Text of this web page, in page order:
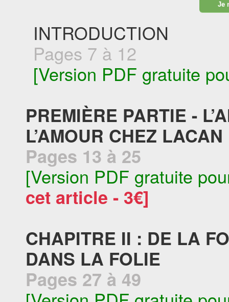
Je
INTRODUCTION
Pages 7 à 12
[Version PDF gratuite
PREMIÈRE PARTIE -
L’AMOUR CHEZ LACAN
Pages 13 à 25
[Version PDF gratuite
cet article - 3€]
CHAPITRE II : DE LA
DANS LA FOLIE
Pages 27 à 49